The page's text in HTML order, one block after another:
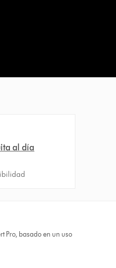
al día
Pro, basado en un uso